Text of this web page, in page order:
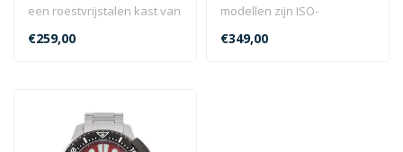
een roestvrijstalen kast van
44 mm, is waterbestendi..
€259,00
modellen zijn ISO-
standaard
luchtduikershorloges van
€349,00